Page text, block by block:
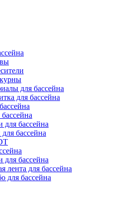
для бассейна
для бассейна
для бассейна
бассейна
для бассейна
лента для бассейна
для бассейна